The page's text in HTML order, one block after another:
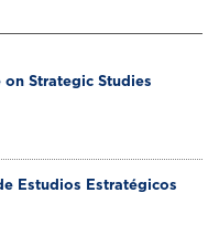
on Strategic Studies
Estudios Estratégicos